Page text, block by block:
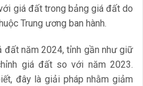
giá đất trong bảng giá đất do
Trung ương ban hành.
năm 2024, tỉnh gần như giữ
giá đất so với năm 2023.
đây là giải pháp nhằm giảm